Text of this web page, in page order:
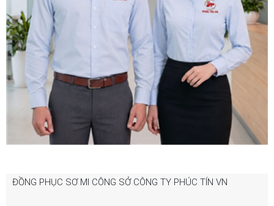
ĐỒNG PHỤC SƠ MI CÔNG SỞ CÔNG TY PHÚC TÍN VN